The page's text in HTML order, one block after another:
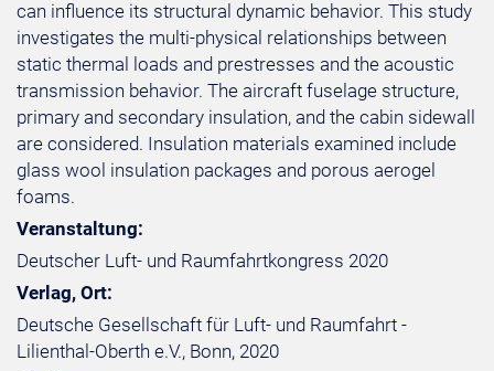
can influence its structural dynamic behavior. This study
investigates the multi-physical relationships between
static thermal loads and prestresses and the acoustic
transmission behavior. The aircraft fuselage structure,
primary and secondary insulation, and the cabin sidewall
are considered. Insulation materials examined include
glass wool insulation packages and porous aerogel
foams.
Veranstaltung:
Deutscher Luft- und Raumfahrtkongress 2020
Verlag, Ort:
Deutsche Gesellschaft für Luft- und Raumfahrt -
Lilienthal-Oberth e.V., Bonn, 2020